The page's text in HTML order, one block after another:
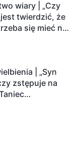
wiary | „Czy
jest twierdzić, że
się mieć na
| „Syn
zstępuje na